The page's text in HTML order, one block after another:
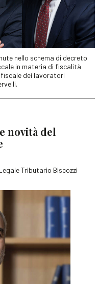
nello schema di decreto
in materia di fiscalità
fiscale dei lavoratori
novità del
Tributario Biscozzi